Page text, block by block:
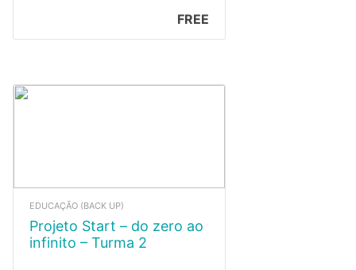
FREE
EDUCAÇÃO (BACK UP)
Projeto Start – do zero ao
infinito – Turma 2